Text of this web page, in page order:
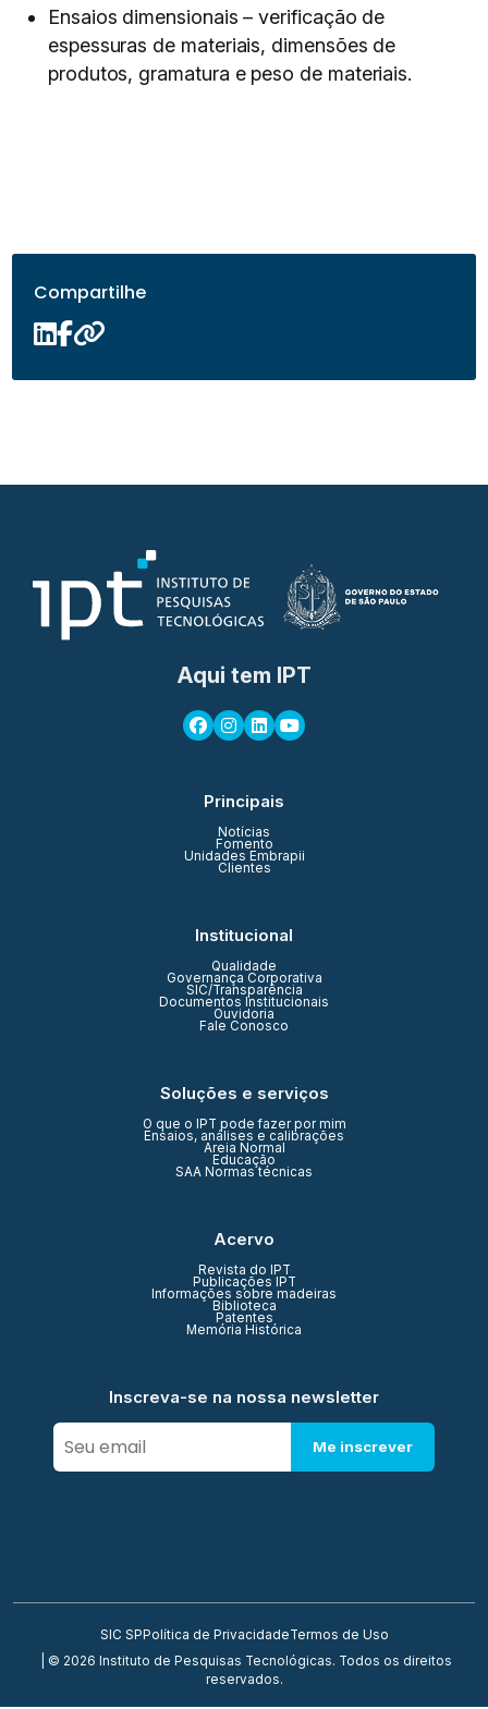
Ensaios dimensionais – verificação de
espessuras de materiais, dimensões de
produtos, gramatura e peso de materiais.
Compartilhe
Aqui tem IPT
Principais
Notícias
Fomento
Unidades Embrapii
Clientes
Institucional
Qualidade
Governança Corporativa
SIC/Transparência
Documentos Institucionais
Ouvidoria
Fale Conosco
Soluções e serviços
O que o IPT pode fazer por mim
Ensaios, análises e calibrações
Areia Normal
Educação
SAA Normas técnicas
Acervo
Revista do IPT
Publicações IPT
Informações sobre madeiras
Biblioteca
Patentes
Memória Histórica
Inscreva-se na nossa newsletter
Me inscrever
SIC SP Política de PrivacidadeTermos de Uso
| © 2026 Instituto de Pesquisas Tecnológicas. Todos os direitos
reservados.